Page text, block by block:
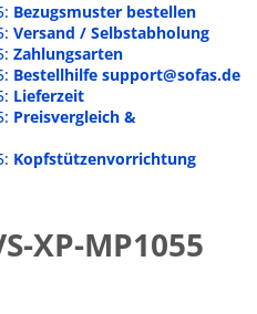
Bezugsmuster bestellen
Versand / Selbstabholung
Zahlungsarten
Bestellhilfe support@sofas.de
Lieferzeit
Preisvergleich &
Kopfstützenvorrichtung
XP-MP1055